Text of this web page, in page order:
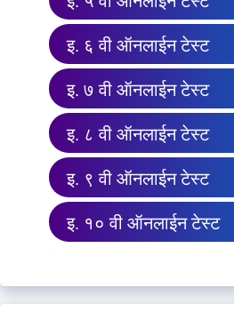
इ. ६ वी ऑनलाईन टेस्ट
इ. ७ वी ऑनलाईन टेस्ट
इ. ८ वी ऑनलाईन टेस्ट
इ. ९ वी ऑनलाईन टेस्ट
इ. १० वी ऑनलाईन टेस्ट